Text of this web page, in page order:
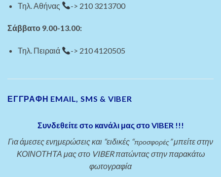
Τηλ. Αθήνας
-> 210 3213700
Σάββατο 9.00-13.00:
Τηλ. Πειραιά -> 210 4120505
ΕΓΓΡΑΦΗ EMAIL, SMS & VIBER
Συνδεθείτε στo κανάλι μας στο VIBER !!!
Για άμεσες ενημερώσεις και “ειδικές “προσφορές” μπείτε στην
ΚΟΙΝΟΤΗΤΑ μας στο VIBER πατώντας στην παρακάτω
φωτογραφία